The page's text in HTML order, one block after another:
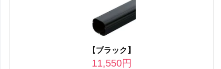
【ブラック】
11,550円